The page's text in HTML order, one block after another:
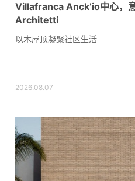
Villafranca Anck’io中心，
Architetti
以木屋顶凝聚社区生活
2026.08.07